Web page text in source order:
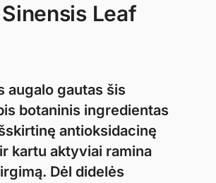
Leaf
augalo gautas šis
botaninis ingredientas
antioksidacinę
kartu aktyviai ramina
Dėl didelės